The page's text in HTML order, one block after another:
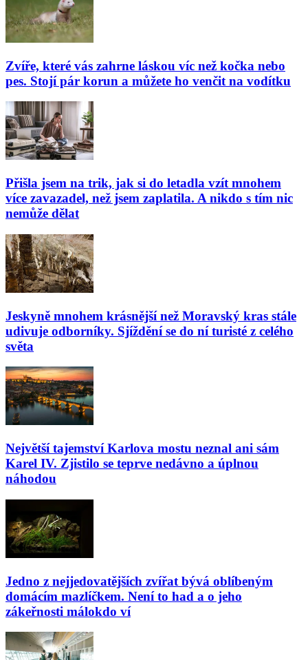
Zvíře, které vás zahrne láskou víc než kočka nebo
pes. Stojí pár korun a můžete ho venčit na vodítku
Přišla jsem na trik, jak si do letadla vzít mnohem
více zavazadel, než jsem zaplatila. A nikdo s tím nic
nemůže dělat
Jeskyně mnohem krásnější než Moravský kras stále
udivuje odborníky. Sjíždění se do ní turisté z celého
světa
Největší tajemství Karlova mostu neznal ani sám
Karel IV. Zjistilo se teprve nedávno a úplnou
náhodou
Jedno z nejjedovatějších zvířat bývá oblíbeným
domácím mazlíčkem. Není to had a o jeho
zákeřnosti málokdo ví